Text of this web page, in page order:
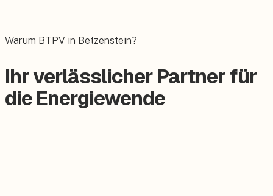
Warum BTPV in Betzenstein?
Ihr verlässlicher Partner für
die Energiewende